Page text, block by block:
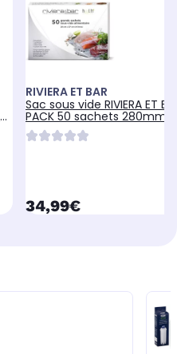
RIVIERA ET BAR
Sac sous vide RIVIERA ET
PACK 50 sachets 280mm x
3.55mm
currentPrice
34,99€